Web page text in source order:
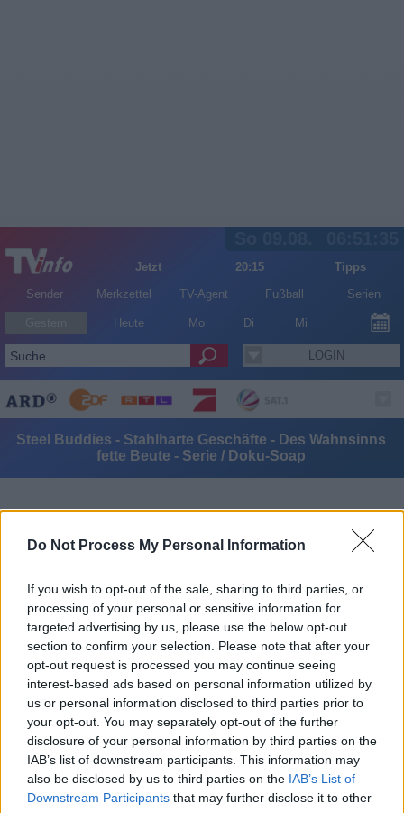
Do Not Process My Personal Information
If you wish to opt-out of the sale, sharing to third parties, or
processing of your personal or sensitive information for
targeted advertising by us, please use the below opt-out
section to confirm your selection. Please note that after your
opt-out request is processed you may continue seeing
interest-based ads based on personal information utilized by
us or personal information disclosed to third parties prior to
your opt-out. You may separately opt-out of the further
disclosure of your personal information by third parties on the
IAB’s list of downstream participants. This information may
also be disclosed by us to third parties on the IAB’s List of
Downstream Participants that may further disclose it to other
Jetzt 20:15
Tipps
Sender
Merkzettel TV-Agent Fußball Serien
Heute Mo Di Mi
LOGIN
Alle Sender
Steel Buddies - Stahlharte Geschäfte - Des Wahnsinns
fette Beute - Serie / Doku-Soap